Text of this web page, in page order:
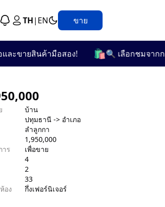
TH| EN ขาย
ยสินค้ามือสอง! 🛍️ 🔍 เลือกชมจากกว่า
บ้าน
ปทุมธานี -> อำเภอ
ลำลูกกา
1,950,000
าร
เพื่อขาย
4
2
33
อง
กึ่งเฟอร์นิเจอร์